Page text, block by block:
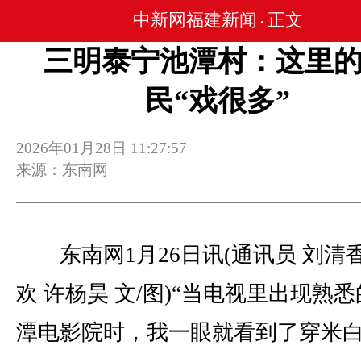
中新网福建新闻 • 正文
三明泰宁池潭村：这里
民“戏很多”
2026年01月28日 11:27:57
来源：东南网
东南网1月26日讯(通讯员 刘清
欢 许杨昊 文/图)“当电视里出现熟悉
潭电影院时，我一眼就看到了穿米